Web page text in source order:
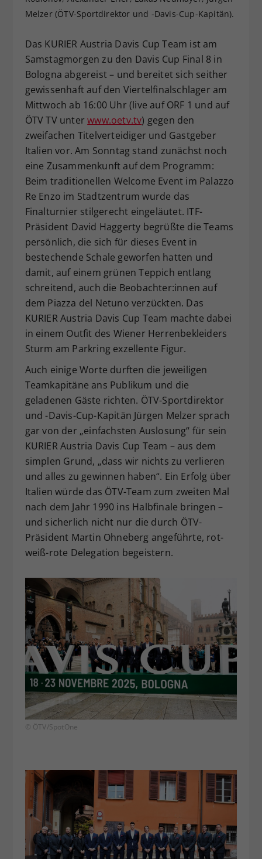
Melzer (ÖTV-Sportdirektor und -Davis-Cup-Kapitän).
Das KURIER Austria Davis Cup Team ist am
Samstagmorgen zu den Davis Cup Final 8 in
Bologna abgereist – und bereitet sich seither
gewissenhaft auf den Viertelfinalschlager am
Mittwoch ab 16:00 Uhr (live auf ORF 1 und auf
ÖTV TV unterwww.oetv.tv) gegen den
zweifachen Titelverteidiger und Gastgeber
Italien vor. Am Sonntag stand zunächst noch
eine Zusammenkunft auf dem Programm:
Beim traditionellen Welcome Event im Palazzo
Re Enzo im Stadtzentrum wurde das
Finalturnier stilgerecht eingeläutet. ITF-
Präsident David Haggerty begrüßte die Teams
persönlich, die sich für dieses Event in
bestechende Schale geworfen hatten und
damit, auf einem grünen Teppich entlang
schreitend, auch die Beobachter:innen auf
dem Piazza del Netuno verzückten. Das
KURIER Austria Davis Cup Team machte dabei
in einem Outfit des Wiener Herrenbekleiders
Sturm am Parkring exzellente Figur.
Auch einige Worte durften die jeweiligen
Teamkapitäne ans Publikum und die
geladenen Gäste richten. ÖTV-Sportdirektor
und -Davis-Cup-Kapitän Jürgen Melzer sprach
gar von der „einfachsten Auslosung“ für sein
KURIER Austria Davis Cup Team – aus dem
simplen Grund, „dass wir nichts zu verlieren
und alles zu gewinnen haben“. Ein Erfolg über
Italien würde das ÖTV-Team zum zweiten Mal
nach dem Jahr 1990 ins Halbfinale bringen –
und sicherlich nicht nur die durch ÖTV-
Präsident Martin Ohneberg angeführte, rot-
weiß-rote Delegation begeistern.
© ÖTV/SpotOne
Dieser Wert speichert Ihre Consent-
zufällig generierte ID, für die
historische Speicherung Ihrer
vorgenommen Einstellungen, falls der
Webseiten-Betreiber dies eingestellt
hat.